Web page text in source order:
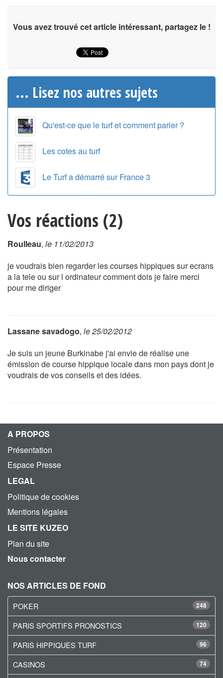
Vous avez trouvé cet article intéressant, partagez le !
... Lisez nos autres sujets
Qu'est-ce que le turf et comment parier ?
Les cotes au turf
Le Turf a démarré sur France 3
Vos réactions (2)
Roulleau, le 11/02/2013
je voudrais bien regarder les courses hippiques sur ecrans
a la tele ou sur l ordinateur comment dois je faire merci
pour me diriger
Lassane savadogo, le 25/02/2012
Je suis un jeune Burkinabe j'ai envie de réalise une
émission de course hippique locale dans mon pays dont je
voudrais de vos conseils et des idées.
A PROPOS
Présentation
Espace Presse
LEGAL
Politique de cookies
Mentions légales
LE SITE KUZEO
Plan du site
Nous contacter
NOS ARTICLES DE FOND
248
POKER
120
PARIS SPORTIFS PRONOSTICS
96
PARIS HIPPIQUES TURF
74
CASINOS